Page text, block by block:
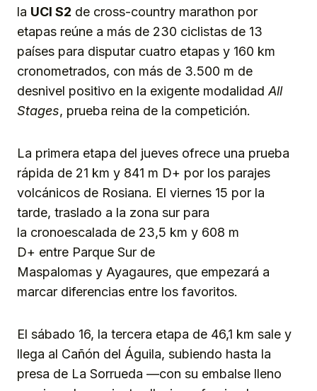
la UCI S2 de cross-country marathon por
etapas reúne a más de 230 ciclistas de 13
países para disputar cuatro etapas y 160 km
cronometrados, con más de 3.500 m de
desnivel positivo en la exigente modalidad All
Stages, prueba reina de la competición.
La primera etapa del jueves ofrece una prueba
rápida de 21 km y 841 m D+ por los parajes
volcánicos de Rosiana. El viernes 15 por la
tarde, traslado a la zona sur para
la cronoescalada de 23,5 km y 608 m
D+ entre Parque Sur de
Maspalomas y Ayagaures, que empezará a
marcar diferencias entre los favoritos.
El sábado 16, la tercera etapa de 46,1 km sale y
llega al Cañón del Águila, subiendo hasta la
presa de La Sorrueda —con su embalse lleno